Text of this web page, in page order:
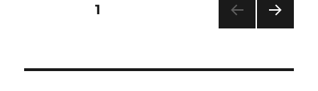
の
固定ページ1